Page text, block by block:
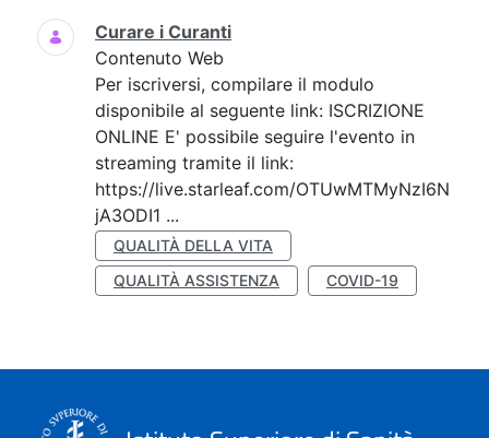
Ricerca
Curare i Curanti
Contenuto Web
Per iscriversi, compilare il modulo
disponibile al seguente link: ISCRIZIONE
ONLINE E' possibile seguire l'evento in
streaming tramite il link:
https://live.starleaf.com/OTUwMTMyNzI6N
jA3ODI1 ...
QUALITÀ DELLA VITA
QUALITÀ ASSISTENZA
COVID-19